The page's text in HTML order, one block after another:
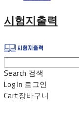
시험지출력
Search 검색
Log In 로그인
Cart장바구니